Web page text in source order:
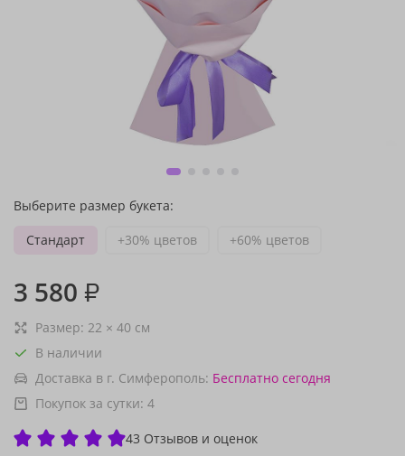
Выберите размер букета:
Стандарт
+30% цветов +60% цветов
3 580 ₽
Размер: 22 × 40 см
В наличии
Доставка в г. Симферополь: Бесплатно сегодня
Покупок за сутки: 4
43 Отзывов и оценок